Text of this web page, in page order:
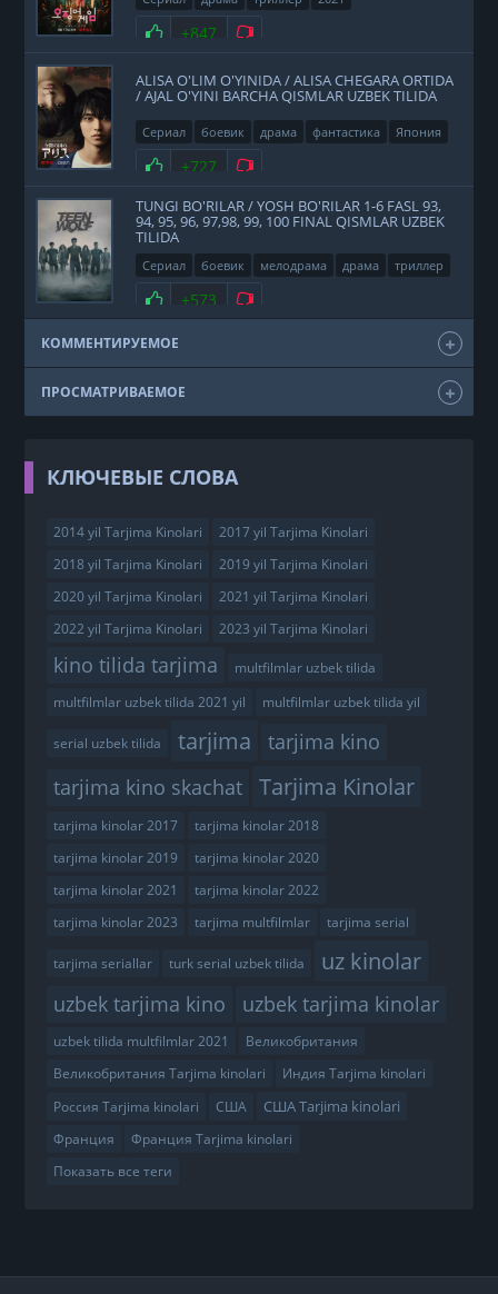
Нравится
+847 Не нравится
ALISA O'LIM O'YINIDA / ALISA CHEGARA ORTIDA
/ AJAL O'YINI BARCHA QISMLAR UZBEK TILIDA
Сериал боевик драма фантастика
Япония
2020
Нравится
+727 Не нравится
TUNGI BO'RILAR / YOSH BO'RILAR 1-6 FASL 93,
94, 95, 96, 97,98, 99, 100 FINAL QISMLAR UZBEK
TILIDA
Сериал боевик мелодрама драма
триллер
фэнтези
США 2011
Нравится
+573 Не нравится
КОММЕНТИРУЕМОЕ
ПРОСМАТРИВАЕМОЕ
КЛЮЧЕВЫЕ СЛОВА
2014 yil Tarjima Kinolari
2017 yil Tarjima Kinolari
2018 yil Tarjima Kinolari
2019 yil Tarjima Kinolari
2020 yil Tarjima Kinolari
2021 yil Tarjima Kinolari
2022 yil Tarjima Kinolari
2023 yil Tarjima Kinolari
kino tilida tarjima
multfilmlar uzbek tilida
multfilmlar uzbek tilida 2021 yil
multfilmlar uzbek tilida yil
serial uzbek tilida tarjima
tarjima kino
tarjima kino skachat
Tarjima Kinolar
tarjima kinolar 2017
tarjima kinolar 2018
tarjima kinolar 2019
tarjima kinolar 2020
tarjima kinolar 2021
tarjima kinolar 2022
tarjima kinolar 2023
tarjima multfilmlar tarjima serial
tarjima seriallar turk serial uzbek tilida uz kinolar
uzbek tarjima kino uzbek tarjima kinolar
uzbek tilida multfilmlar 2021
Великобритания
Великобритания Tarjima kinolari
Индия Tarjima kinolari
Россия Tarjima kinolari
США США Tarjima kinolari
Франция
Франция Tarjima kinolari
Показать все теги